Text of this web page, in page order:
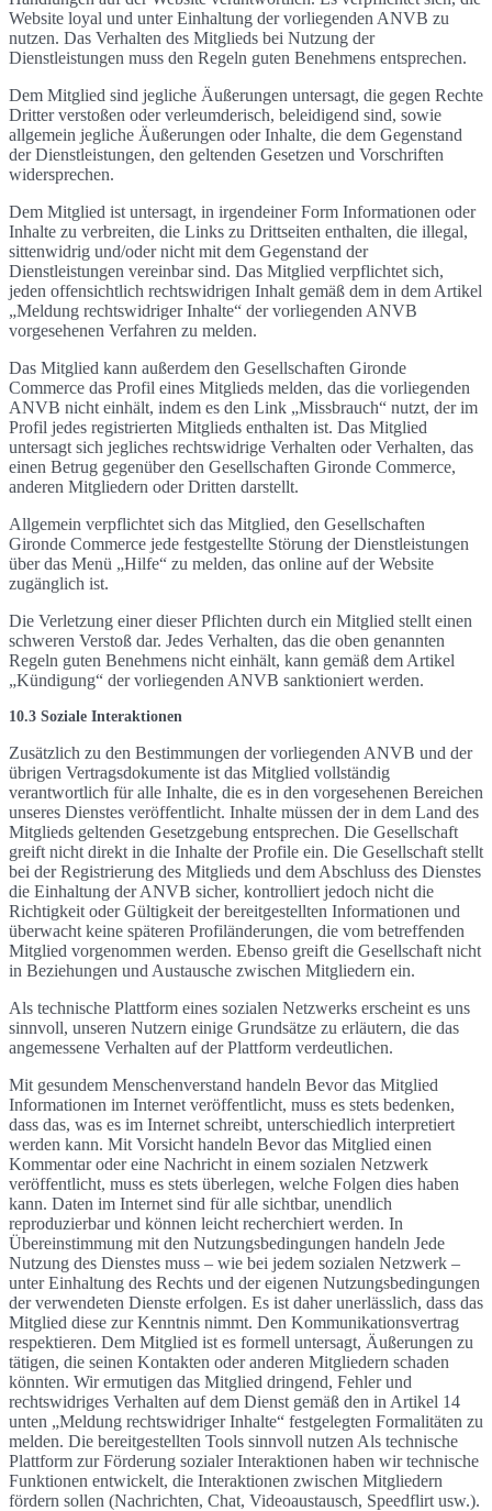
Website loyal und unter Einhaltung der vorliegenden ANVB zu
nutzen. Das Verhalten des Mitglieds bei Nutzung der
Dienstleistungen muss den Regeln guten Benehmens entsprechen.
Dem Mitglied sind jegliche Äußerungen untersagt, die gegen Rechte
Dritter verstoßen oder verleumderisch, beleidigend sind, sowie
allgemein jegliche Äußerungen oder Inhalte, die dem Gegenstand
der Dienstleistungen, den geltenden Gesetzen und Vorschriften
widersprechen.
Dem Mitglied ist untersagt, in irgendeiner Form Informationen oder
Inhalte zu verbreiten, die Links zu Drittseiten enthalten, die illegal,
sittenwidrig und/oder nicht mit dem Gegenstand der
Dienstleistungen vereinbar sind. Das Mitglied verpflichtet sich,
jeden offensichtlich rechtswidrigen Inhalt gemäß dem in dem Artikel
„Meldung rechtswidriger Inhalte“ der vorliegenden ANVB
vorgesehenen Verfahren zu melden.
Das Mitglied kann außerdem den Gesellschaften Gironde
Commerce das Profil eines Mitglieds melden, das die vorliegenden
ANVB nicht einhält, indem es den Link „Missbrauch“ nutzt, der im
Profil jedes registrierten Mitglieds enthalten ist. Das Mitglied
untersagt sich jegliches rechtswidrige Verhalten oder Verhalten, das
einen Betrug gegenüber den Gesellschaften Gironde Commerce,
anderen Mitgliedern oder Dritten darstellt.
Allgemein verpflichtet sich das Mitglied, den Gesellschaften
Gironde Commerce jede festgestellte Störung der Dienstleistungen
über das Menü „Hilfe“ zu melden, das online auf der Website
zugänglich ist.
Die Verletzung einer dieser Pflichten durch ein Mitglied stellt einen
schweren Verstoß dar. Jedes Verhalten, das die oben genannten
Regeln guten Benehmens nicht einhält, kann gemäß dem Artikel
„Kündigung“ der vorliegenden ANVB sanktioniert werden.
10.3 Soziale Interaktionen
Zusätzlich zu den Bestimmungen der vorliegenden ANVB und der
übrigen Vertragsdokumente ist das Mitglied vollständig
verantwortlich für alle Inhalte, die es in den vorgesehenen Bereichen
unseres Dienstes veröffentlicht. Inhalte müssen der in dem Land des
Mitglieds geltenden Gesetzgebung entsprechen. Die Gesellschaft
greift nicht direkt in die Inhalte der Profile ein. Die Gesellschaft stellt
bei der Registrierung des Mitglieds und dem Abschluss des Dienstes
die Einhaltung der ANVB sicher, kontrolliert jedoch nicht die
Richtigkeit oder Gültigkeit der bereitgestellten Informationen und
überwacht keine späteren Profiländerungen, die vom betreffenden
Mitglied vorgenommen werden. Ebenso greift die Gesellschaft nicht
in Beziehungen und Austausche zwischen Mitgliedern ein.
Als technische Plattform eines sozialen Netzwerks erscheint es uns
sinnvoll, unseren Nutzern einige Grundsätze zu erläutern, die das
angemessene Verhalten auf der Plattform verdeutlichen.
Mit gesundem Menschenverstand handeln Bevor das Mitglied
Informationen im Internet veröffentlicht, muss es stets bedenken,
dass das, was es im Internet schreibt, unterschiedlich interpretiert
werden kann. Mit Vorsicht handeln Bevor das Mitglied einen
Kommentar oder eine Nachricht in einem sozialen Netzwerk
veröffentlicht, muss es stets überlegen, welche Folgen dies haben
kann. Daten im Internet sind für alle sichtbar, unendlich
reproduzierbar und können leicht recherchiert werden. In
Übereinstimmung mit den Nutzungsbedingungen handeln Jede
Nutzung des Dienstes muss – wie bei jedem sozialen Netzwerk –
unter Einhaltung des Rechts und der eigenen Nutzungsbedingungen
der verwendeten Dienste erfolgen. Es ist daher unerlässlich, dass das
Mitglied diese zur Kenntnis nimmt. Den Kommunikationsvertrag
respektieren. Dem Mitglied ist es formell untersagt, Äußerungen zu
tätigen, die seinen Kontakten oder anderen Mitgliedern schaden
könnten. Wir ermutigen das Mitglied dringend, Fehler und
rechtswidriges Verhalten auf dem Dienst gemäß den in Artikel 14
unten „Meldung rechtswidriger Inhalte“ festgelegten Formalitäten zu
melden. Die bereitgestellten Tools sinnvoll nutzen Als technische
Plattform zur Förderung sozialer Interaktionen haben wir technische
Funktionen entwickelt, die Interaktionen zwischen Mitgliedern
fördern sollen (Nachrichten, Chat, Videoaustausch, Speedflirt usw.).